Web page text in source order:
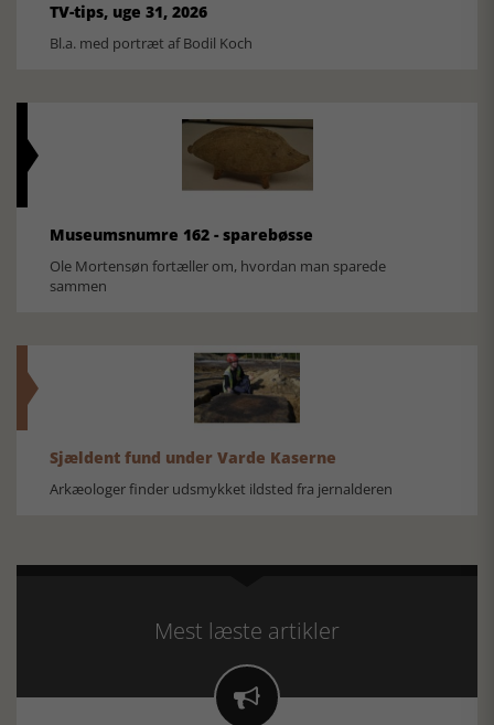
TV-tips, uge 31, 2026
Bl.a. med portræt af Bodil Koch
Museumsnumre 162 - sparebøsse
Ole Mortensøn fortæller om, hvordan man sparede
sammen
Sjældent fund under Varde Kaserne
Arkæologer finder udsmykket ildsted fra jernalderen
Mest læste artikler
